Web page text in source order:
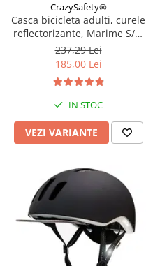
CrazySafety®
Casca bicicleta adulti, curele
reflectorizante, Marime S/M
(52-56cm), model Ramp,
Diverse culori
237,29 Lei
185,00 Lei
IN STOC
VEZI VARIANTE